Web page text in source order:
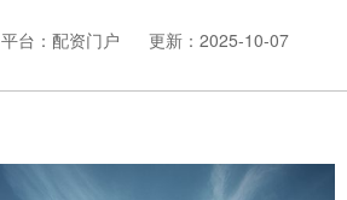
平台：配资门户
更新：2025-10-07